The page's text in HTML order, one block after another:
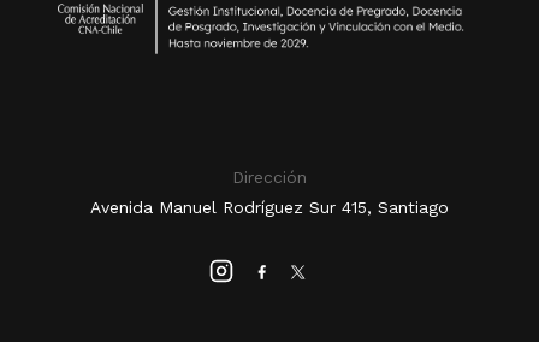
Dirección
Avenida Manuel Rodríguez Sur 415, Santiago